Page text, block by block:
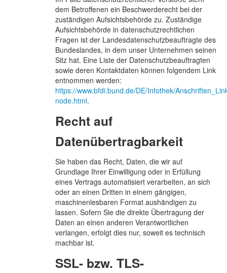
dem Betroffenen ein Beschwerderecht bei der
zuständigen Aufsichtsbehörde zu. Zuständige
Aufsichtsbehörde in datenschutzrechtlichen
Fragen ist der Landesdatenschutzbeauftragte des
Bundeslandes, in dem unser Unternehmen seinen
Sitz hat. Eine Liste der Datenschutzbeauftragten
sowie deren Kontaktdaten können folgendem Link
entnommen werden:
https://www.bfdi.bund.de/DE/Infothek/
node.html.
Recht auf
Datenübertragbarkeit
Sie haben das Recht, Daten, die wir auf
Grundlage Ihrer Einwilligung oder in Erfüllung
eines Vertrags automatisiert verarbeiten, an sich
oder an einen Dritten in einem gängigen,
maschinenlesbaren Format aushändigen zu
lassen. Sofern Sie die direkte Übertragung der
Daten an einen anderen Verantwortlichen
verlangen, erfolgt dies nur, soweit es technisch
machbar ist.
SSL- bzw. TLS-